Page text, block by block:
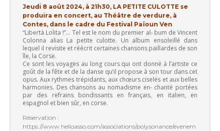
Jeudi 8 août 2024, à 21h30, LA PETITE CULOTTE se
produira en concert, au Théâtre de verdure, à
Contes, dans le cadre du Festival Païoun Ven
“Libertà Lolita !”… Tel est le nom du premier al- bum de Vincent
Colonna alias La petite culotte. Un album ensoleillé dans
lequel il revisite et réécrit certaines chansons paillardes de son
île, la Corse.
Ce sont les voyages au long cours qui ont donné à l’artiste ce
goût de la fête et de la danse qu’il propose à son tour dans cet
opus. Aux rythmes trépidants, aux chœurs ciselés et aux belles
harmonies. Des chansons au nomadisme en- chanté portées
par des refrains bondissants en français, en italien, en
espagnol et bien sûr, en corse.
Réservation :
https://www.helloasso.com/associations/polysonance/evenem